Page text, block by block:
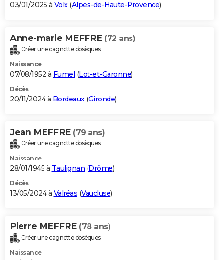
03/01/2025 à Volx(Alpes-de-Haute-Provence)
Anne-marie MEFFRE (72 ans)
Créer une cagnotte obsèques
Naissance
07/08/1952 à Fumel (Lot-et-Garonne)
Décès
20/11/2024 à Bordeaux(Gironde)
Jean MEFFRE (79 ans)
Créer une cagnotte obsèques
Naissance
28/01/1945 à Taulignan (Drôme)
Décès
13/05/2024 à Valréas (Vaucluse)
Pierre MEFFRE (78 ans)
Créer une cagnotte obsèques
Naissance